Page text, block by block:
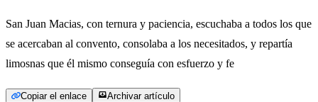
San Juan Macias, con ternura y paciencia, escuchaba a todos los que
se acercaban al convento, consolaba a los necesitados, y repartía
limosnas que él mismo conseguía con esfuerzo y fe
Copiar el enlace Archivar artículo